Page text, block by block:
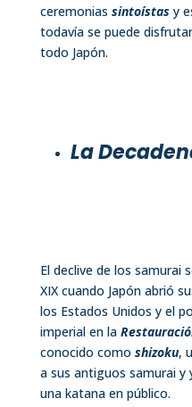
ceremonias sintoístasy
todavía se puede
todo Japón.
La
El declive de los samurai
XIX cuando Japón abrió
los Estados Unidos y el
imperial en la
conocido como shizoku,
a sus antiguos samurai y
una katana en público.